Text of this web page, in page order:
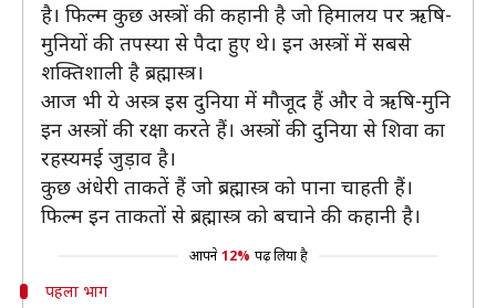
है। फिल्म कुछ अस्त्रों की कहानी है जो हिमालय पर ऋषि-
मुनियों की तपस्या से पैदा हुए थे। इन अस्त्रों में सबसे
शक्तिशाली है ब्रह्मास्त्र।
आज भी ये अस्त्र इस दुनिया में मौजूद हैं और वे ऋषि-मुनि
इन अस्त्रों की रक्षा करते हैं। अस्त्रों की दुनिया से शिवा का
रहस्यमई जुड़ाव है।
कुछ अंधेरी ताकतें हैं जो ब्रह्मास्त्र को पाना चाहती हैं।
फिल्म इन ताकतों से ब्रह्मास्त्र को बचाने की कहानी है।
आपने 12% पढ़ लिया है
पहला भाग